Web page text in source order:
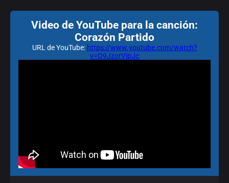
Video de YouTube para la canción:
Corazón Partido
URL de YouTube: https://www.youtube.com/watch?
v=O9JzorVjpJc